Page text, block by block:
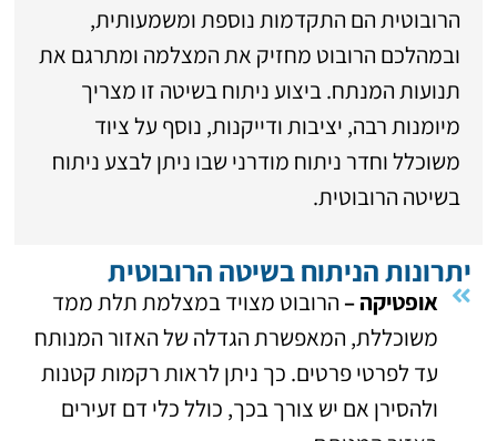
הרובוטית הם התקדמות נוספת ומשמעותית,
ובמהלכם הרובוט מחזיק את המצלמה ומתרגם את
תנועות המנתח. ביצוע ניתוח בשיטה זו מצריך
מיומנות רבה, יציבות ודייקנות, נוסף על ציוד
משוכלל וחדר ניתוח מודרני שבו ניתן לבצע ניתוח
בשיטה הרובוטית.
יתרונות הניתוח בשיטה הרובוטית
אופטיקה –הרובוט מצויד במצלמת תלת ממד
משוכללת, המאפשרת הגדלה של האזור המנותח
עד לפרטי פרטים. כך ניתן לראות רקמות קטנות
ולהסירן אם יש צורך בכך, כולל כלי דם זעירים